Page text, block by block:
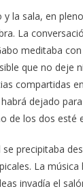
y la sala, en
La
meditaba
que no deje
compartidas
dejado
de los dos esté
precipitaba
La música
invadía el